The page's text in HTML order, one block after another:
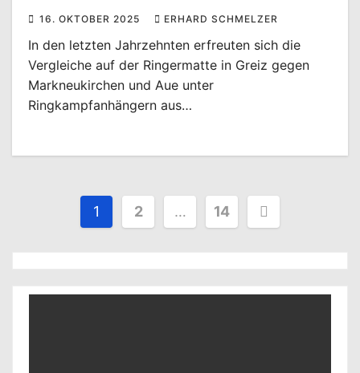
16. OKTOBER 2025 ERHARD SCHMELZER
In den letzten Jahrzehnten erfreuten sich die
Vergleiche auf der Ringermatte in Greiz gegen
Markneukirchen und Aue unter
Ringkampfanhängern aus…
Seitennummerierung
1 2 … 14